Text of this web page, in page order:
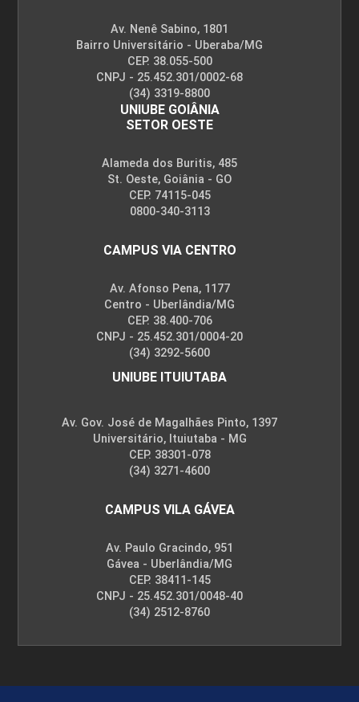
Av. Nenê Sabino, 1801
Bairro Universitário - Uberaba/MG
CEP. 38.055-500
CNPJ - 25.452.301/0002-68
(34) 3319-8800
UNIUBE GOIÂNIA
SETOR OESTE
Alameda dos Buritis, 485
St. Oeste, Goiânia - GO
CEP. 74115-045
0800-340-3113
CAMPUS VIA CENTRO
Av. Afonso Pena, 1177
Centro - Uberlândia/MG
CEP. 38.400-706
CNPJ - 25.452.301/0004-20
(34) 3292-5600
UNIUBE ITUIUTABA
Av. Gov. José de Magalhães Pinto, 1397
Universitário, Ituiutaba - MG
CEP. 38301-078
(34) 3271-4600
CAMPUS VILA GÁVEA
Av. Paulo Gracindo, 951
Gávea - Uberlândia/MG
CEP. 38411-145
CNPJ - 25.452.301/0048-40
(34) 2512-8760